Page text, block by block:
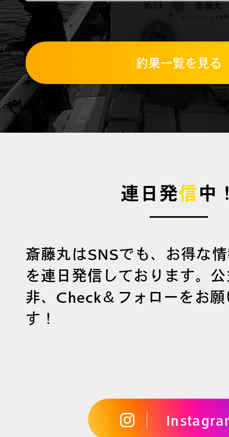
釣果一覧を見る
連日発信中
斎藤丸はSNSでも、お得な
を連日発信しております。
非、Check＆フォローをお
す！